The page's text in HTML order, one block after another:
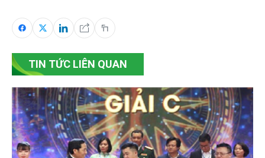
TIN TỨC LIÊN QUAN